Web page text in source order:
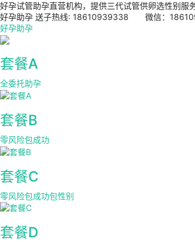
好孕试管助孕直营机构，提供三代试管供卵选性别服
好孕助孕 送子热线: 18610939338 微信：
好孕助孕
套餐A
全委托助孕
套餐B
零风险包成功
套餐C
零风险包成功包性别
套餐D